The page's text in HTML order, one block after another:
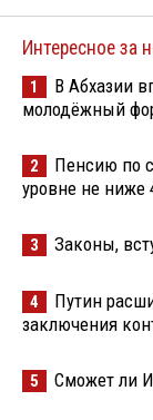
Интересное за
1
В Абхазии
молодёжный
2
Пенсию по
уровне не ниже
3 Законы,
4
Путин
заключения
5 Сможет ли